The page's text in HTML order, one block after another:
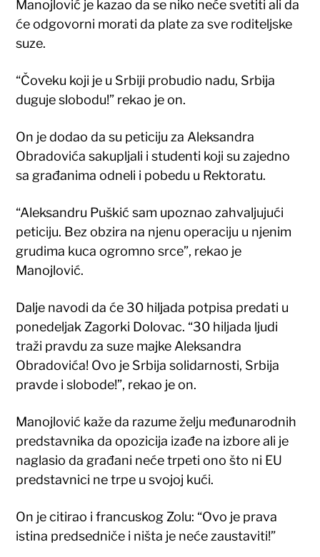
Manojlović je kazao da se niko neće svetiti ali da
će odgovorni morati da plate za sve roditeljske
suze.
“Čoveku koji je u Srbiji probudio nadu, Srbija
duguje slobodu!” rekao je on.
On je dodao da su peticiju za Aleksandra
Obradovića sakupljali i studenti koji su zajedno
sa građanima odneli i pobedu u Rektoratu.
“Aleksandru Puškić sam upoznao zahvaljujući
peticiju. Bez obzira na njenu operaciju u njenim
grudima kuca ogromno srce”, rekao je
Manojlović.
Dalje navodi da će 30 hiljada potpisa predati u
ponedeljak Zagorki Dolovac. “30 hiljada ljudi
traži pravdu za suze majke Aleksandra
Obradovića! Ovo je Srbija solidarnosti, Srbija
pravde i slobode!”, rekao je on.
Manojlović kaže da razume želju međunarodnih
predstavnika da opozicija izađe na izbore ali je
naglasio da građani neće trpeti ono što ni EU
predstavnici ne trpe u svojoj kući.
On je citirao i francuskog Zolu: “Ovo je prava
istina predsedniče i ništa je neće zaustaviti!”